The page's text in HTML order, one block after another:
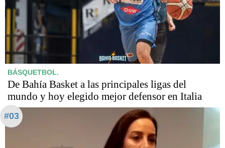
BÁSQUETBOL.
De Bahía Basket a las principales ligas del
mundo y hoy elegido mejor defensor en Italia
#03